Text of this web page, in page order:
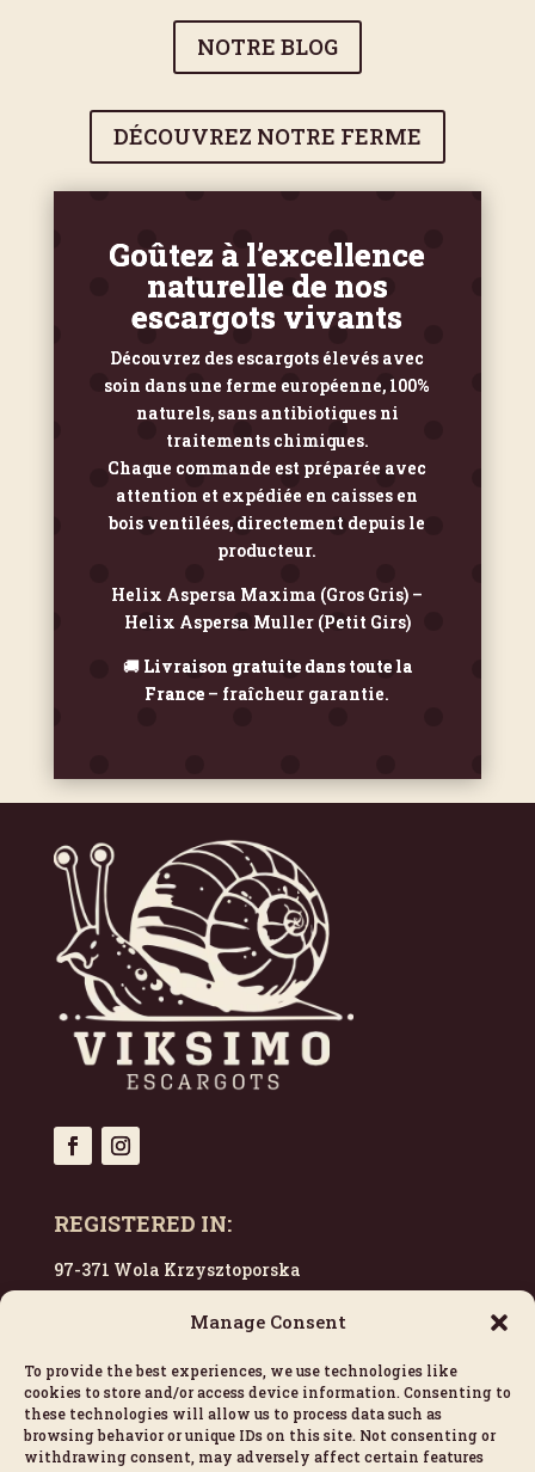
Manage Consent
To provide the best experiences, we use technologies like
cookies to store and/or access device information. Consenting to
these technologies will allow us to process data such as
browsing behavior or unique IDs on this site. Not consenting or
withdrawing consent, may adversely affect certain features
NOTRE BLOG
DÉCOUVREZ NOTRE FERME
Goûtez à l’excellence
naturelle de nos
escargots vivants
Découvrez des escargots élevés avec
soin dans une ferme européenne, 100%
naturels, sans antibiotiques ni
traitements chimiques.
Chaque commande est préparée avec
attention et expédiée en caisses en
bois ventilées, directement depuis le
producteur.
Helix Aspersa Maxima (Gros Gris) –
Helix Aspersa Muller (Petit Girs)
🚚 Livraison gratuite dans toute la
France – fraîcheur garantie.
REGISTERED IN:
97-371 Wola Krzysztoporska
CONTACT US:
escargots@viksimo.com
+33 628 774 374